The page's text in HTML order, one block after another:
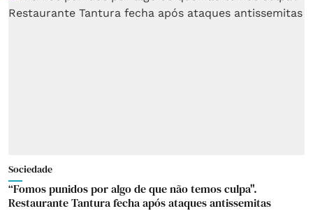
Sociedade
“Fomos punidos por algo de que não temos culpa".
Restaurante Tantura fecha após ataques antissemitas